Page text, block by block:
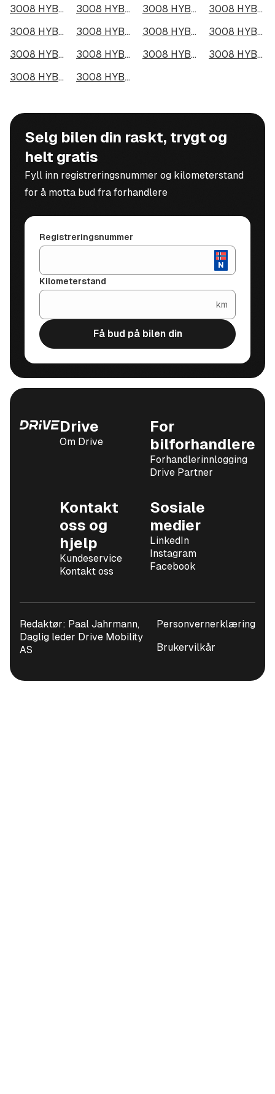
3008 HYBRID4 300 i Halden 3008 HYBRID4 300 i Lillehammer 3008 HYBRID4 300 i Molde
3008 HYBRID4 300 i Kongsberg
3008 HYBRID4 300 i Harstad
3008 HYBRID4 300 i Gjøvik 3008 HYBRID4 300 i Sarpsborg
3008 HYBRID4 300 i Sandefjord
3008 HYBRID4 300 i Kristiansund
3008 HYBRID4 300 i Tromsdalen 3008 HYBRID4 300 i Narvik
3008 HYBRID4 300 i Steinkjer
3008 HYBRID4 300 i Haugesund
3008 HYBRID4 300 i Alta
Selg bilen din raskt, trygt og
helt gratis
Fyll inn registreringsnummer og kilometerstand
for å motta bud fra forhandlere
Registreringsnummer
Kilometerstand
km
Få bud på bilen din
Drive
Om Drive
For
bilforhandlere
Forhandlerinnlogging
Drive Partner
Kontakt
oss og
hjelp
Kundeservice
Kontakt oss
Sosiale
medier
LinkedIn
Instagram
Facebook
Redaktør: Paal Jahrmann,
Daglig leder Drive Mobility
AS
Personvernerklæring
Brukervilkår